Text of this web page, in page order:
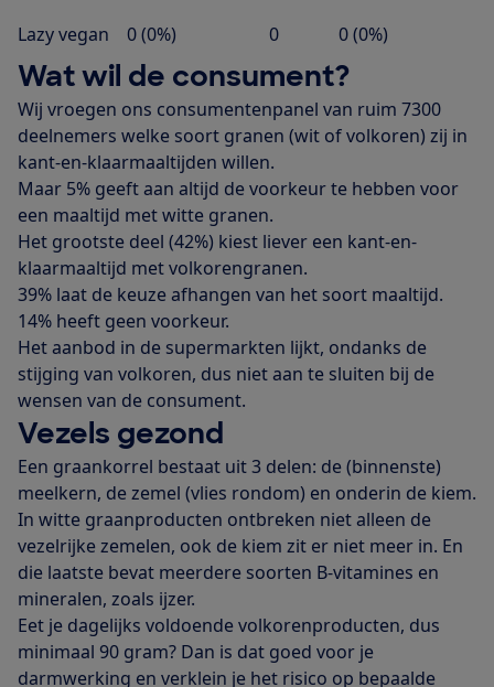
Lazy vegan
0 (0%) 0 0 (0%)
Wat wil de consument?
Wij vroegen ons consumentenpanel van ruim 7300
deelnemers welke soort granen (wit of volkoren) zij in
kant-en-klaarmaaltijden willen.
Maar 5% geeft aan altijd de voorkeur te hebben voor
een maaltijd met witte granen.
Het grootste deel (42%) kiest liever een kant-en-
klaarmaaltijd met volkorengranen.
39% laat de keuze afhangen van het soort maaltijd.
14% heeft geen voorkeur.
Het aanbod in de supermarkten lijkt, ondanks de
stijging van volkoren, dus niet aan te sluiten bij de
wensen van de consument.
Vezels gezond
Een graankorrel bestaat uit 3 delen: de (binnenste)
meelkern, de zemel (vlies rondom) en onderin de kiem.
In witte graanproducten ontbreken niet alleen de
vezelrijke zemelen, ook de kiem zit er niet meer in. En
die laatste bevat meerdere soorten B-vitamines en
mineralen, zoals ijzer.
Eet je dagelijks voldoende volkorenproducten, dus
minimaal 90 gram? Dan is dat goed voor je
darmwerking en verklein je het risico op bepaalde